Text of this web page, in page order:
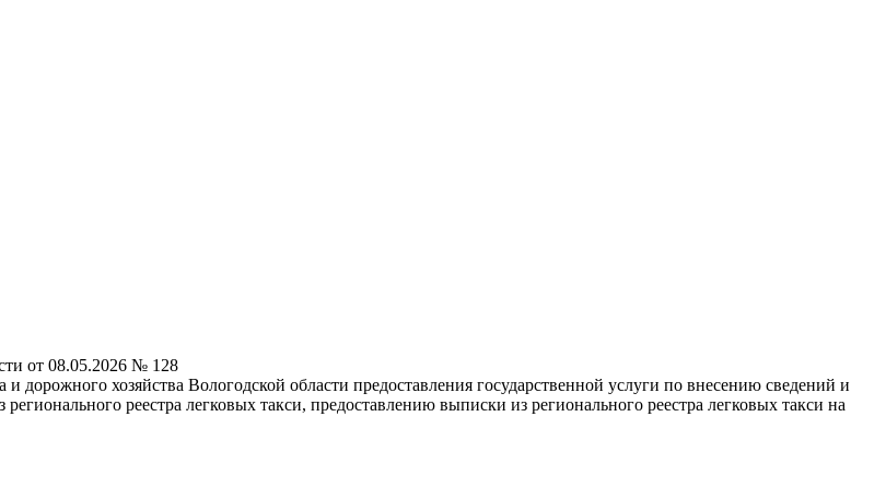
от 08.05.2026 № 128
хозяйства Вологодской области предоставления государственной услуги по внесению сведений и
реестра легковых такси, предоставлению выписки из регионального реестра легковых такси на